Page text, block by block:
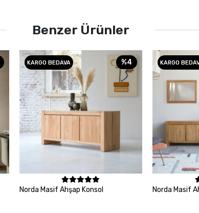
Benzer Ürünler
KARGO BEDAVA %4
Sepete Ekle
Norda Masif Ahşap Konsol
KARGO
Norda Masif